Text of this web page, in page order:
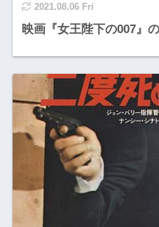
2021.08.06 Fri
映画『女王陛下の007』